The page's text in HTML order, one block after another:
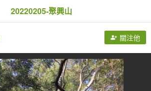
20220205-聚興山
關注他